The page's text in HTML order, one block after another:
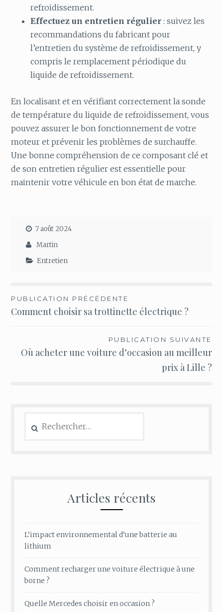
refroidissement.
Effectuez un entretien régulier: suivez les
recommandations du fabricant pour
l’entretien du système de refroidissement, y
compris le remplacement périodique du
liquide de refroidissement.
En localisant et en vérifiant correctement la sonde
de température du liquide de refroidissement, vous
pouvez assurer le bon fonctionnement de votre
moteur et prévenir les problèmes de surchauffe.
Une bonne compréhension de ce composant clé et
de son entretien régulier est essentielle pour
maintenir votre véhicule en bon état de marche.
7 août 2024
Martin
Entretien
Navigation
de
PUBLICATION PRÉCÉDENTE
Comment choisir sa trottinette électrique ?
PUBLICATION SUIVANTE
Où acheter une voiture d’occasion au meilleur
prix à Lille ?
Articles récents
L’impact environnemental d’une batterie au
lithium
Comment recharger une voiture électrique à une
borne ?
Quelle Mercedes choisir en occasion ?